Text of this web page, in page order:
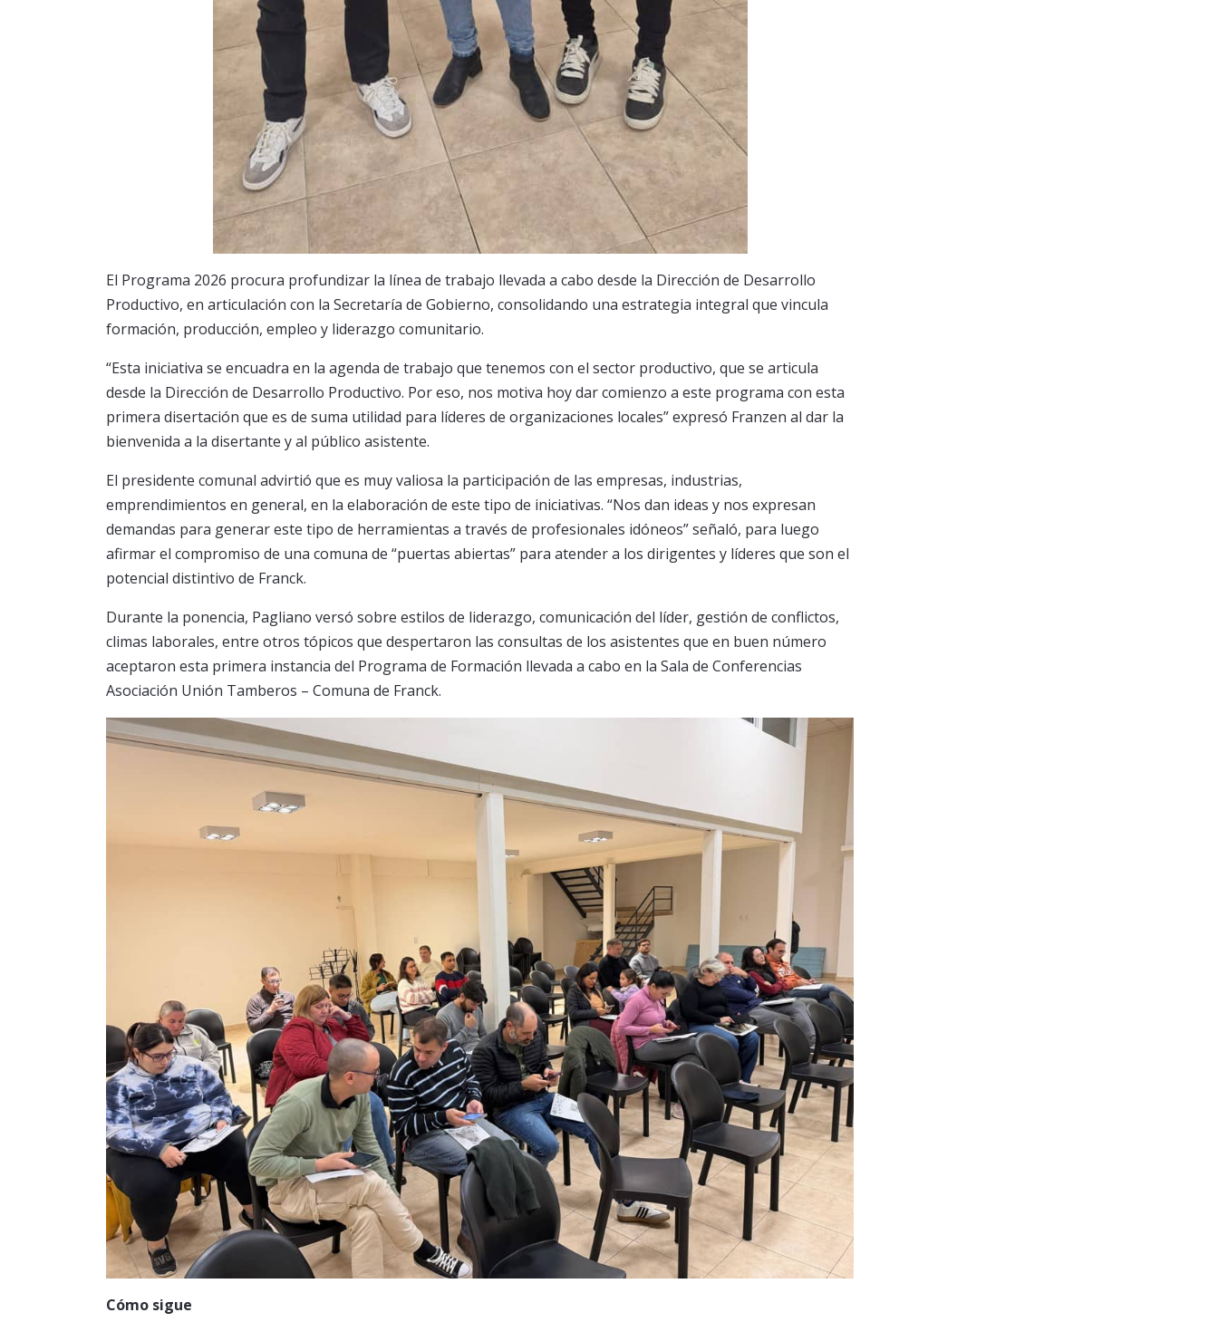
El Programa 2026 procura profundizar la línea de trabajo llevada a cabo desde la Dirección de Desarrollo
Productivo, en articulación con la Secretaría de Gobierno, consolidando una estrategia integral que vincula
formación, producción, empleo y liderazgo comunitario.
“Esta iniciativa se encuadra en la agenda de trabajo que tenemos con el sector productivo, que se articula
desde la Dirección de Desarrollo Productivo. Por eso, nos motiva hoy dar comienzo a este programa con esta
primera disertación que es de suma utilidad para líderes de organizaciones locales” expresó Franzen al dar la
bienvenida a la disertante y al público asistente.
El presidente comunal advirtió que es muy valiosa la participación de las empresas, industrias,
emprendimientos en general, en la elaboración de este tipo de iniciativas. “Nos dan ideas y nos expresan
demandas para generar este tipo de herramientas a través de profesionales idóneos” señaló, para luego
afirmar el compromiso de una comuna de “puertas abiertas” para atender a los dirigentes y líderes que son el
potencial distintivo de Franck.
Durante la ponencia, Pagliano versó sobre estilos de liderazgo, comunicación del líder, gestión de conflictos,
climas laborales, entre otros tópicos que despertaron las consultas de los asistentes que en buen número
aceptaron esta primera instancia del Programa de Formación llevada a cabo en la Sala de Conferencias
Asociación Unión Tamberos – Comuna de Franck.
Cómo sigue